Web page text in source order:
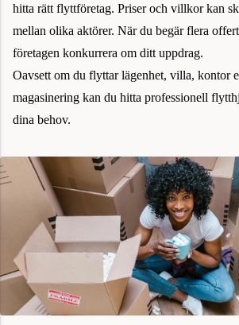
hitta rätt flyttföretag. Priser och villkor kan
mellan olika aktörer. När du begär flera
företagen konkurrera om ditt uppdrag.
Oavsett om du flyttar lägenhet, villa, kontor
magasinering kan du hitta professionell
dina behov.